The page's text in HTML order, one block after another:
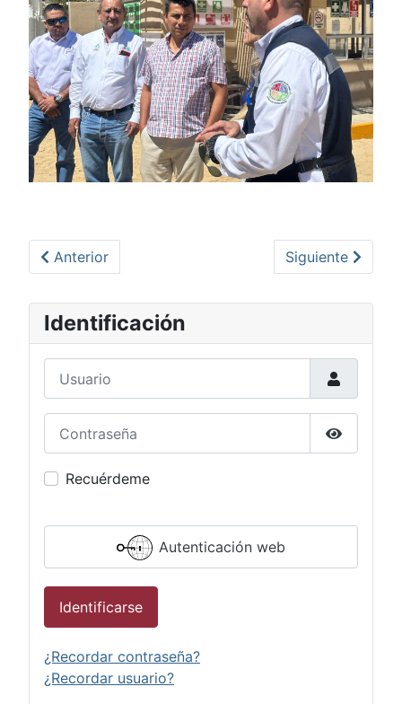
Artículo anterior: Tras retraso en el tandeo de agua
Anterior Artículo
Siguiente
Identificación
Mostrar
Recuérdeme
Autenticación web
Identificarse
¿Recordar contraseña?
¿Recordar usuario?